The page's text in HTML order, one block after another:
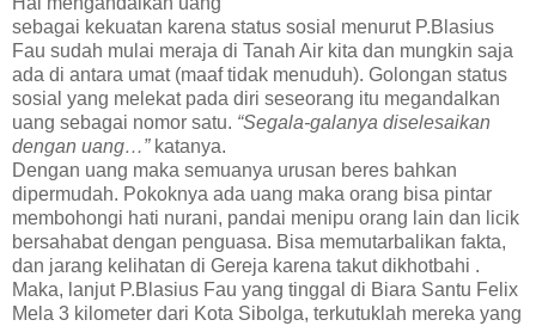
sebagai kekuatan karena status sosial menurut P.Blasius
Fau sudah mulai meraja di Tanah Air kita dan mungkin saja
ada di antara umat (maaf tidak menuduh). Golongan status
sosial yang melekat pada diri seseorang itu megandalkan
uang sebagai nomor satu. “Segala-galanya diselesaikan
dengan uang…”katanya.
Dengan uang maka semuanya urusan beres bahkan
dipermudah. Pokoknya ada uang maka orang bisa pintar
membohongi hati nurani, pandai menipu orang lain dan licik
bersahabat dengan penguasa. Bisa memutarbalikan fakta,
dan jarang kelihatan di Gereja karena takut dikhotbahi .
Maka, lanjut P.Blasius Fau yang tinggal di Biara Santu Felix
Mela 3 kilometer dari Kota Sibolga, terkutuklah mereka yang